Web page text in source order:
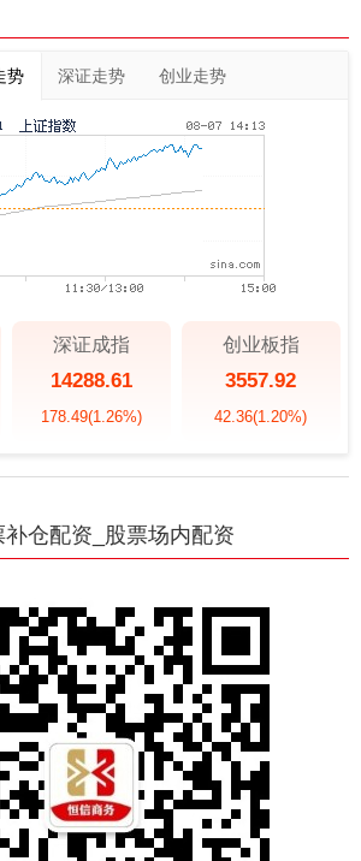
势 深证走势 创业走势
深证成指
14288.61
178.49(1.26%)
创业板指
3557.92
42.36(1.20%)
仓配资_股票场内配资